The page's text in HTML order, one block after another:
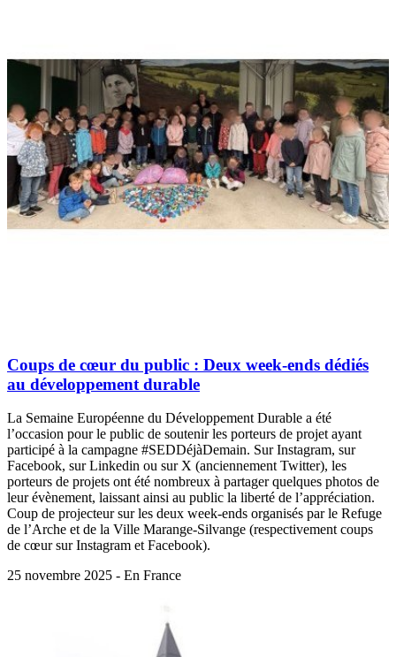
Coups de cœur du public : Deux week-ends dédiés
au développement durable
La Semaine Européenne du Développement Durable a été
l’occasion pour le public de soutenir les porteurs de projet ayant
participé à la campagne #SEDDéjàDemain. Sur Instagram, sur
Facebook, sur Linkedin ou sur X (anciennement Twitter), les
porteurs de projets ont été nombreux à partager quelques photos de
leur évènement, laissant ainsi au public la liberté de l’appréciation.
Coup de projecteur sur les deux week-ends organisés par le Refuge
de l’Arche et de la Ville Marange-Silvange (respectivement coups
de cœur sur Instagram et Facebook).
25 novembre 2025 - En France